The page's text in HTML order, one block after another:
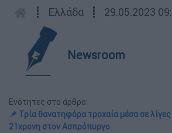
┋ Ελλάδα ┋ 29.05.2023
Newsroom
Ενότητες στο άρθρο:
📌 Τρία θανατηφόρα τροχαία μέσα σε
21χρονη στον Ασπρόπυργο